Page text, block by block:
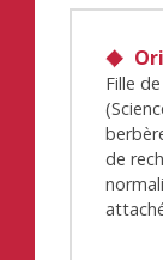
Fille de
de